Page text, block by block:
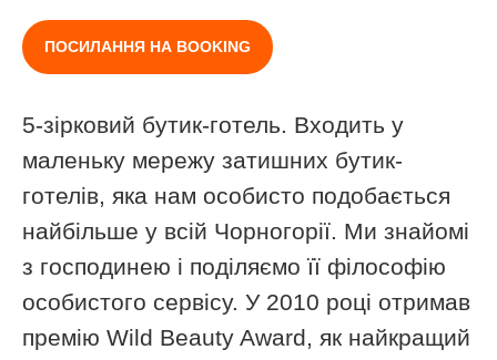
ПОСИЛАННЯ НА BOOKING
5-зірковий бутик-готель. Входить у
маленьку мережу затишних бутик-
готелів, яка нам особисто подобається
найбільше у всій Чорногорії. Ми знайомі
з господинею і поділяємо її філософію
особистого сервісу. У 2010 році отримав
премію Wild Beauty Award, як найкращий